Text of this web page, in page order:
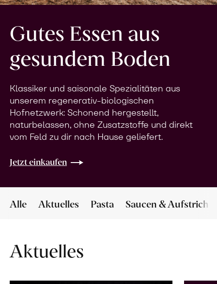
Gutes Essen aus
gesundem Boden
Klassiker und saisonale Spezialitäten aus
unserem regenerativ-biologischen
Hofnetzwerk: Schonend hergestellt,
naturbelassen, ohne Zusatzstoffe und direkt
vom Feld zu dir nach Hause geliefert.
Jetzt einkaufen
Alle Aktuelles Pasta Saucen & Aufstriche
Aktuelles